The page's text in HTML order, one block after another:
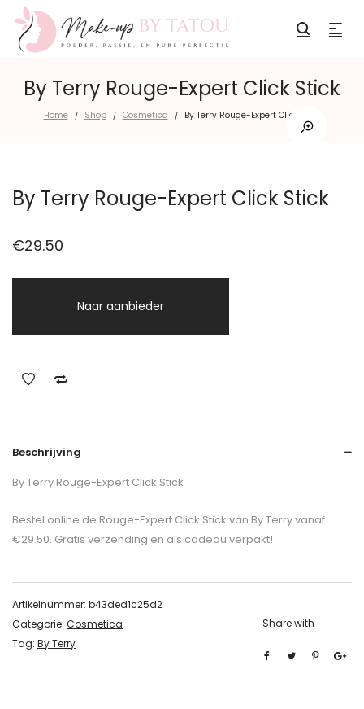
By Terry Rouge-Expert Click Stick
Home / Shop / Cosmetica / By Terry Rouge-Expert Click Stick
By Terry Rouge-Expert Click Stick
€29.50
Naar aanbieder
Beschrijving
By Terry Rouge-Expert Click Stick
Bestel online de Rouge-Expert Click Stick van By Terry vanaf
€29.50. Gratis verzending en als cadeau verpakt!
Artikelnummer: b43ded1c25d2
Categorie: Cosmetica
Tag: By Terry
Share with